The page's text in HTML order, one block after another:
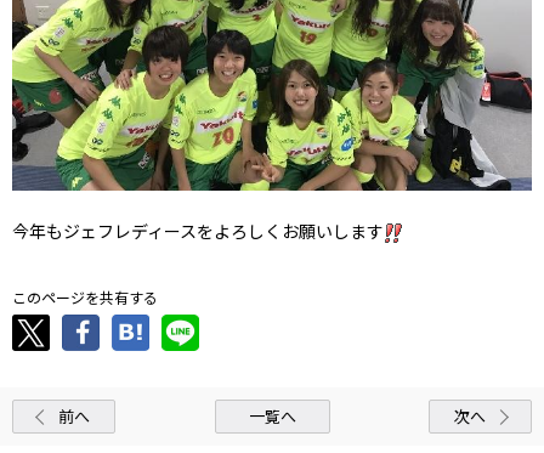
今年もジェフレディースをよろしくお願いします
このページを共有する
前へ 一覧へ 次へ